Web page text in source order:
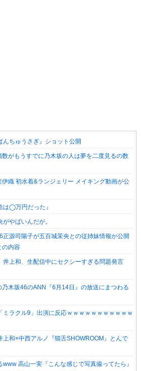
んちゅうさぎ』ショット公開
数がもうすでに乃木坂の人は夢を二度見るの数
伊織 初水着&ランジェリー メイキング動画が公
は◯万円だった』
やばいんだが。
正源司陽子が五百城茉央との従姉妹情報が公開
の内容
井上和、生配信中にセクシーすぎる問題発言
乃木坂46のANN『6月14日』の放送にまつわる
ミラクル9」出演に反応ｗｗｗｗｗｗｗｗｗｗｗ
上和×中西アルノ『猫舌SHOWROOM』とんで
www 高山一実『こんな感じで写真撮ってたら』